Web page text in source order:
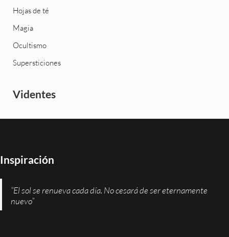
Hojas de té
Magia
Ocultismo
Supersticiones
Videntes
Inspiración
“El sol se renueva cada día. No cesará de ser eternamente
nuevo”